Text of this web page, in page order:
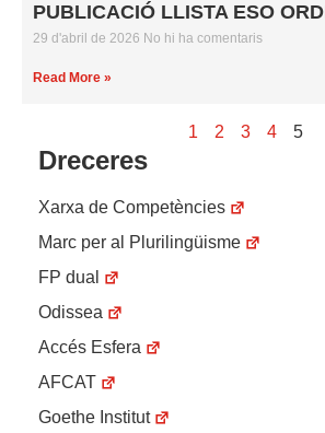
PUBLICACIÓ LLISTA ESO
29 d'abril de 2026 No hi ha comentaris
Read More »
1 2 3 4 5
Dreceres
Xarxa de Competències
Marc per al Plurilingüisme
FP dual
Odissea
Accés Esfera
AFCAT
Goethe Institut